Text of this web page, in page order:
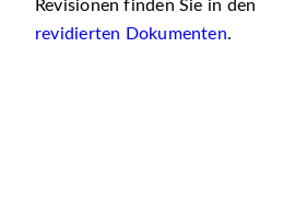
Revisionen finden Sie in den
revidierten Dokumenten.